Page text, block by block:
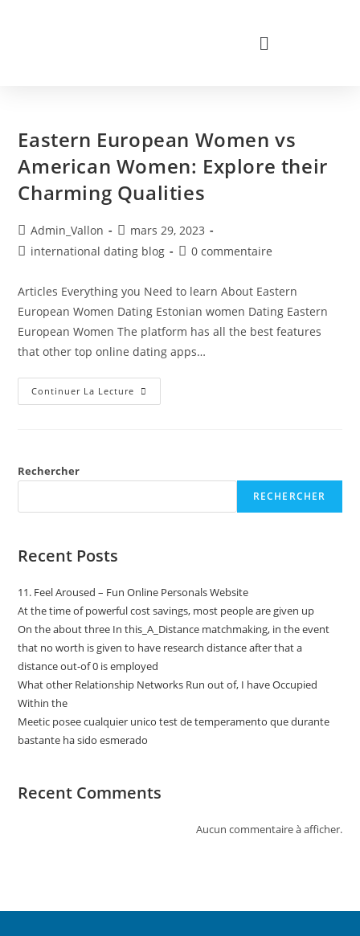
Eastern European Women vs
American Women: Explore their
Charming Qualities
Admin_Vallon
mars 29, 2023
international dating blog
0 commentaire
Articles Everything you Need to learn About Eastern
European Women Dating Estonian women Dating Eastern
European Women The platform has all the best features
that other top online dating apps…
Continuer La Lecture
Rechercher
RECHERCHER
Recent Posts
11. Feel Aroused – Fun Online Personals Website
At the time of powerful cost savings, most people are given up
On the about three In this_A_Distance matchmaking, in the event
that no worth is given to have research distance after that a
distance out-of 0 is employed
What other Relationship Networks Run out of, I have Occupied
Within the
Meetic posee cualquier unico test de temperamento que durante
bastante ha sido esmerado
Recent Comments
Aucun commentaire à afficher.